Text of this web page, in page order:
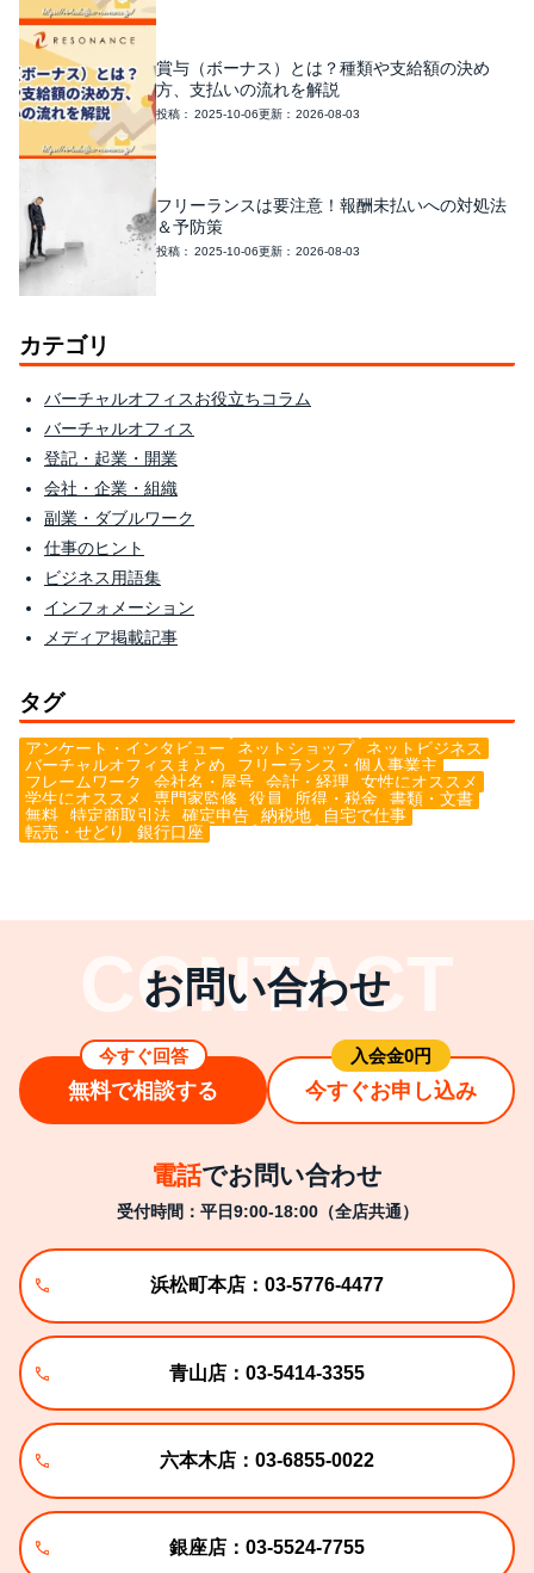
賞与（ボーナス）とは？種類や支給額の決め
方、支払いの流れを解説
2025-10-06 2026-08-03
フリーランスは要注意！報酬未払いへの対処法
＆予防策
2025-10-06 2026-08-03
カテゴリ
バーチャルオフィスお役立ちコラム
バーチャルオフィス
登記・起業・開業
会社・企業・組織
副業・ダブルワーク
仕事のヒント
ビジネス用語集
インフォメーション
メディア掲載記事
タグ
アンケート・インタビュー ネットショップ
ネットビジネス
バーチャルオフィスまとめ
フリーランス・個人事業主
フレームワーク
会社名・屋号 会計・経理
女性にオススメ
学生にオススメ
専門家監修 役員 所得・税金
書類・文書
無料
特定商取引法 確定申告 納税地
自宅で仕事
転売・せどり
銀行口座
お問い合わせ
無料で相談する
今すぐ回答
今すぐお申し込み
⼊会⾦0円
電話でお問い合わせ
受付時間：平日9:00-18:00（全店共通）
浜松町本店：03-5776-4477
青山店：03-5414-3355
六本木店：03-6855-0022
銀座店：03-5524-7755